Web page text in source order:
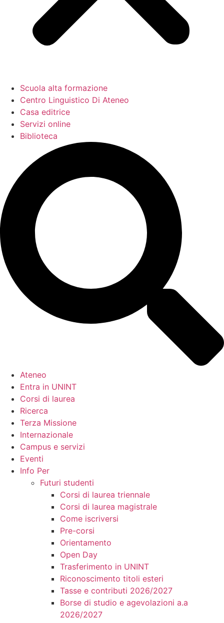
Scuola alta formazione
Centro Linguistico Di Ateneo
Casa editrice
Servizi online
Biblioteca
Ateneo
Entra in UNINT
Corsi di laurea
Ricerca
Terza Missione
Internazionale
Campus e servizi
Eventi
Info Per
Futuri studenti
Corsi di laurea triennale
Corsi di laurea magistrale
Come iscriversi
Pre-corsi
Orientamento
Open Day
Trasferimento in UNINT
Riconoscimento titoli esteri
Tasse e contributi 2026/2027
Borse di studio e agevolazioni a.a
2026/2027